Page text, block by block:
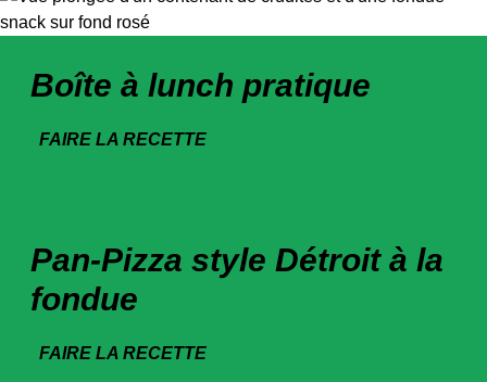
Boîte à lunch pratique
FAIRE LA RECETTE
Pan-Pizza style Détroit à la
fondue
FAIRE LA RECETTE